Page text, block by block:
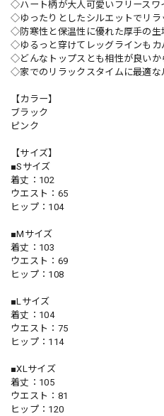
◇ハート柄が大人可愛いフリースワ
◇ゆったりとしたシルエットでリ
◇防寒性と保温性に優れた厚手の生
◇ゆるっと穿けてレッグラインもカ
◇どんなトップスとも相性が良いか
◇家でのリラックスタイムに最適な
【カラー】
ブラック
ピンク
【サイズ】
■Sサイズ
着丈：102
ウエスト：65
ヒップ：104
■Mサイズ
着丈：103
ウエスト：69
ヒップ：108
■Lサイズ
着丈：104
ウエスト：75
ヒップ：114
■XLサイズ
着丈：105
ウエスト：81
ヒップ：120